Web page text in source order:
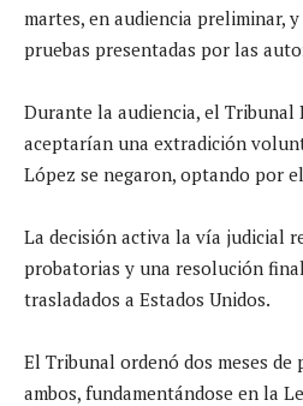
martes, en audiencia preliminar,
pruebas presentadas por las
Durante la audiencia, el Tribunal
aceptarían una extradición
López se negaron, optando por
La decisión activa la vía judicial
probatorias y una resolución
trasladados a Estados Unidos.
El Tribunal ordenó dos meses
ambos, fundamentándose en la